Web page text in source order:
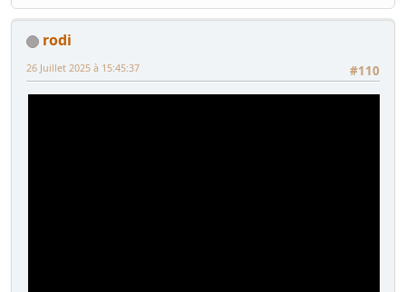
rodi
#110
26 Juillet 2025 à 15:45:37